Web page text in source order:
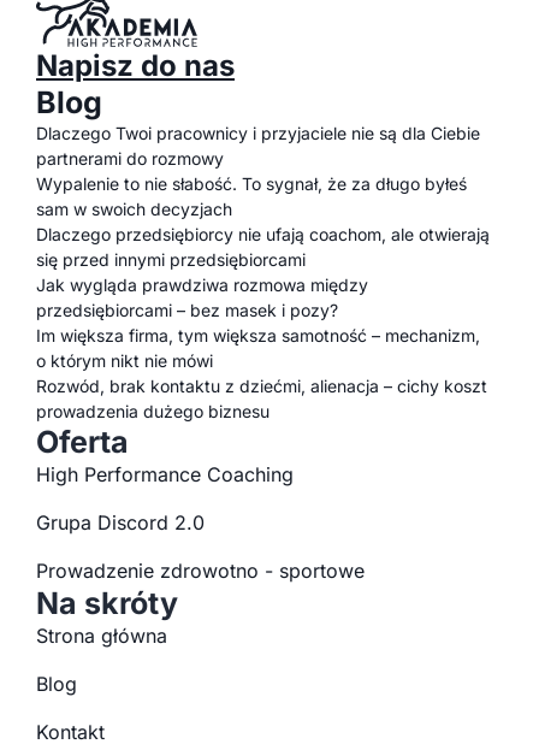
Napisz do nas
Blog
Dlaczego Twoi pracownicy i przyjaciele nie są dla Ciebie
partnerami do rozmowy
Wypalenie to nie słabość. To sygnał, że za długo byłeś
sam w swoich decyzjach
Dlaczego przedsiębiorcy nie ufają coachom, ale otwierają
się przed innymi przedsiębiorcami
Jak wygląda prawdziwa rozmowa między
przedsiębiorcami – bez masek i pozy?
Im większa firma, tym większa samotność – mechanizm,
o którym nikt nie mówi
Rozwód, brak kontaktu z dziećmi, alienacja – cichy koszt
prowadzenia dużego biznesu
Oferta
High Performance Coaching
Grupa Discord 2.0
Prowadzenie zdrowotno - sportowe
Na skróty
Strona główna
Blog
Kontakt